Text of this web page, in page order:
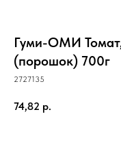
Гуми-ОМИ
(порошок) 700г
2727135
74,82 р.